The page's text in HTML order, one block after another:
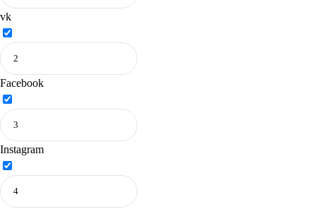
vk
Facebook
Instagram